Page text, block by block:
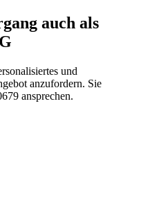
auch als
und
anzufordern. Sie
ansprechen.